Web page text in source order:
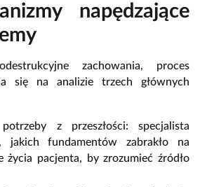
napędzające
zachowania, proces
się na analizie trzech głównych
potrzeby z przeszłości: specjalista
jakich fundamentów zabrakło na
życia pacjenta, by zrozumieć źródło